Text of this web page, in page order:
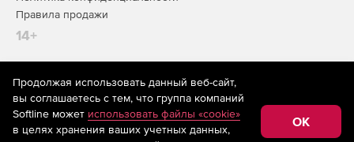
Правила продажи
14+
На информационном ресурсе store.softline.ru применяются
рекомендательные технологии(информационные технологии
предоставления информации на основе сбора,
систематизации и анализа сведений, относящихся к
Продолжая использовать данный веб-сайт,
вы соглашаетесь с тем, что группа компаний
Softline может использовать файлы «cookie»
в целях хранения ваших учетных данных,
OK